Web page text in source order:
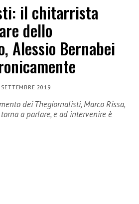
il chitarrista
dello
Alessio Bernabei
2019
dei Thegiornalisti, Marco Rissa,
a parlare, e ad intervenire è